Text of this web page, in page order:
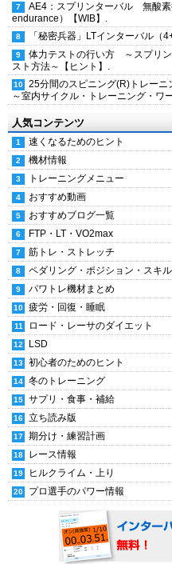
AE4：スプリンターバル 無酸
endurance）【WIB】.
「秘密兵器」LTインターバル（
体力テストの行い方 ～スプリ
スト方法～【ヒント】.
25分間のスピニング(R)トレー
～室内サイクル・トレーニング・ワ
人気コンテンツ
速くなるためのヒント
機材情報
トレーニングメニュー
おすすめ動画
おすすめブログ一覧
FTP・LT・VO2max
筋トレ・ストレッチ
ペダリング・ポジション・スキル
パワトレ機材まとめ
疲労・回復・睡眠
ロード・レーサのダイエット
LSD
初心者のためのヒント
冬のトレーニング
サプリ・食事・補給
立ち読み版
期分け・練習計画
レース情報
ヒルクライム・上り
プロ選手のパワー情報